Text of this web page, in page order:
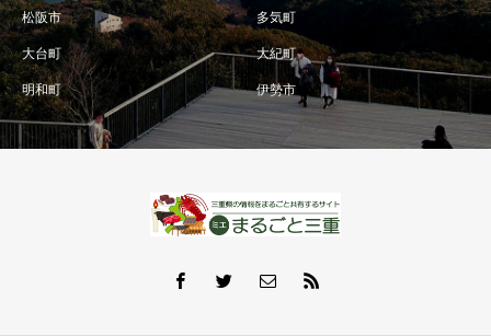
松阪市 多気町
大台町 大紀町
明和町 伊勢市